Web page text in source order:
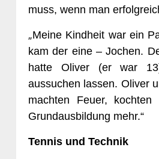
muss, wenn man
„Meine Kindheit war ein
kam der eine – Jochen.
hatte Oliver (er war
aussuchen lassen. Oliver
machten Feuer,
Grundausbildung mehr.“
Tennis und Technik